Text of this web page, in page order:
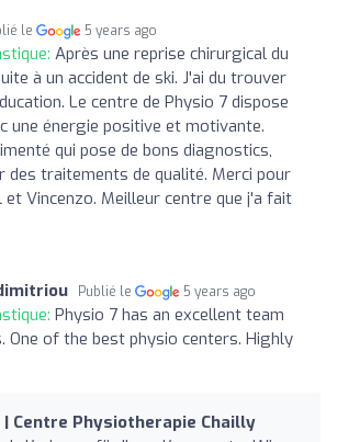
le 5 years ago
Après une reprise chirurgical du
à un accident de ski. J'ai du trouver
Le centre de Physio 7 dispose
une énergie positive et motivante.
qui pose de bons diagnostics,
des traitements de qualité. Merci pour
Vincenzo. Meilleur centre que j'a fait
Publié le 5 years ago
Physio 7 has an excellent team
One of the best physio centers. Highly
| Centre Physiotherapie Chailly